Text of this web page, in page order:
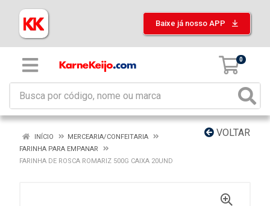
Baixe já nosso APP
0
VOLTAR
INÍCIO
MERCEARIA/CONFEITARIA
FARINHA PARA EMPANAR
FARINHA DE ROSCA ROMARIZ 500G CAIXA 20UND